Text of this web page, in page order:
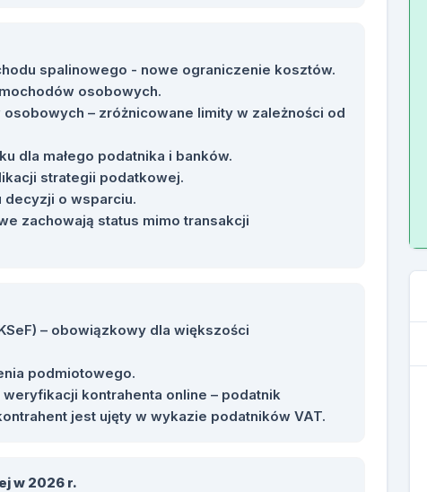
spalinowego - nowe ograniczenie kosztów.
osobowych.
– zróżnicowane limity w zależności od
dla małego podatnika i banków.
strategii podatkowej.
decyzji o wsparciu.
zachowają status mimo transakcji
– obowiązkowy dla większości
podmiotowego.
kontrahenta online – podatnik
jest ujęty w wykazie podatników VAT.
w 2026 r.